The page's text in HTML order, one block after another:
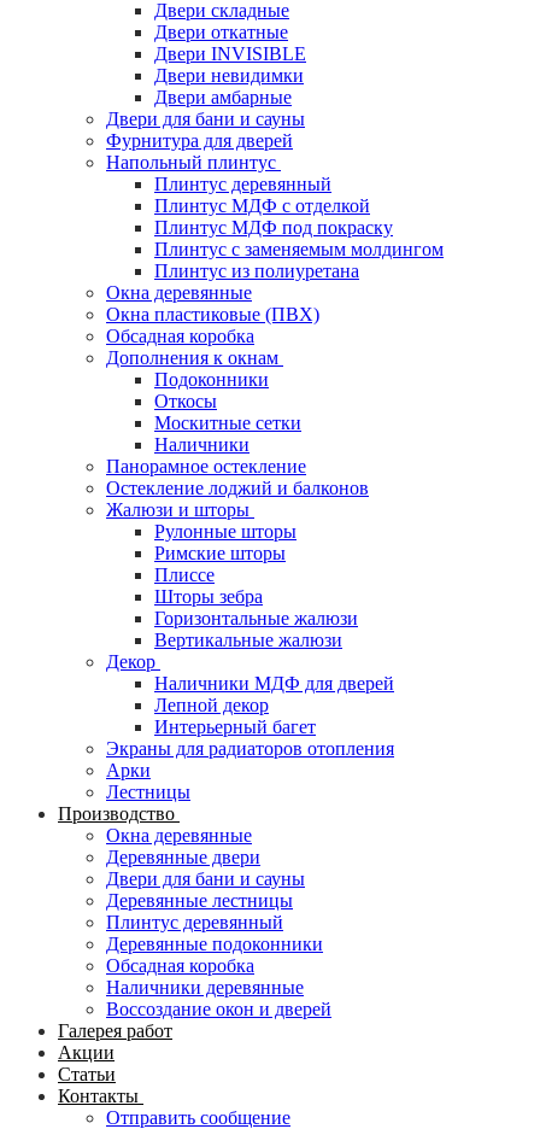
Двери складные
Двери откатные
Двери INVISIBLE
Двери невидимки
Двери амбарные
Двери для бани и сауны
Фурнитура для дверей
Напольный плинтус
Плинтус деревянный
Плинтус МДФ с отделкой
Плинтус МДФ под покраску
Плинтус с заменяемым молдингом
Плинтус из полиуретана
Окна деревянные
Окна пластиковые (ПВХ)
Обсадная коробка
Дополнения к окнам
Подоконники
Откосы
Москитные сетки
Наличники
Панорамное остекление
Остекление лоджий и балконов
Жалюзи и шторы
Рулонные шторы
Римские шторы
Плиссе
Шторы зебра
Горизонтальные жалюзи
Вертикальные жалюзи
Декор
Наличники МДФ для дверей
Лепной декор
Интерьерный багет
Экраны для радиаторов отопления
Арки
Лестницы
Производство
Окна деревянные
Деревянные двери
Двери для бани и сауны
Деревянные лестницы
Плинтус деревянный
Деревянные подоконники
Обсадная коробка
Наличники деревянные
Воссоздание окон и дверей
Галерея работ
Акции
Статьи
Контакты
Отправить сообщение